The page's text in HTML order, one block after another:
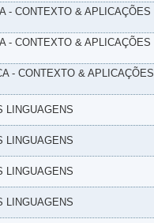
- CONTEXTO & APLICAÇÕES
- CONTEXTO & APLICAÇÕES
- CONTEXTO & APLICAÇÕES
LINGUAGENS
LINGUAGENS
LINGUAGENS
LINGUAGENS